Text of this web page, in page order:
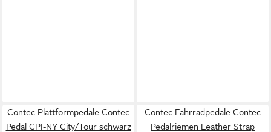
Contec Plattformpedale Contec
Pedal CPI-NY City/Tour schwarz
Contec Fahrradpedale Contec
Pedalriemen Leather Strap